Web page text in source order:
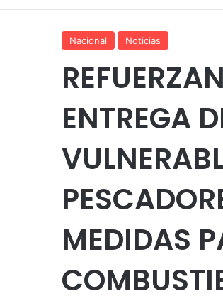
Nacional Noticias
ENTREGA
MEDIDAS